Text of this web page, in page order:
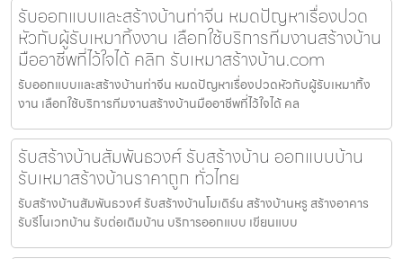
รับออกแบบและสร้างบ้านท่าจีน หมดปัญหาเรื่องปวด
หัวกับผู้รับเหมาทิ้งงาน เลือกใช้บริการทีมงานสร้างบ้าน
มืออาชีพที่ไว้ใจได้ คลิก รับเหมาสร้างบ้าน.com
รับออกแบบและสร้างบ้านท่าจีน หมดปัญหาเรื่องปวดหัวกับผู้รับเหมาทิ้ง
งาน เลือกใช้บริการทีมงานสร้างบ้านมืออาชีพที่ไว้ใจได้ คล
รับสร้างบ้านสัมพันธวงศ์ รับสร้างบ้าน ออกแบบบ้าน
รับเหมาสร้างบ้านราคาถูก ทั่วไทย
รับสร้างบ้านสัมพันธวงศ์ รับสร้างบ้านโมเดิร์น สร้างบ้านหรู สร้างอาคาร
รับรีโนเวทบ้าน รับต่อเติมบ้าน บริการออกแบบ เขียนแบบ